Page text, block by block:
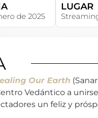
de 2025
LUGAR
Our Earth
Vedántico a
un feliz y